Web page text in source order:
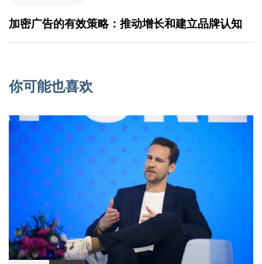
加密广告的有效策略：推动增长和建立品牌认知
你可能也喜欢